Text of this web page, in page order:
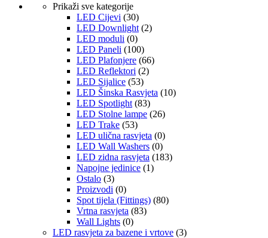
Prikaži sve kategorije
LED Cijevi (30)
LED Downlight (2)
LED moduli (0)
LED Paneli (100)
LED Plafonjere (66)
LED Reflektori (2)
LED Sijalice (53)
LED Šinska Rasvjeta (10)
LED Spotlight (83)
LED Stolne lampe (26)
LED Trake (53)
LED ulična rasvjeta (0)
LED Wall Washers (0)
LED zidna rasvjeta (183)
Napojne jedinice (1)
Ostalo (3)
Proizvodi (0)
Spot tijela (Fittings) (80)
Vrtna rasvjeta (83)
Wall Lights (0)
LED rasvjeta za bazene i vrtove (3)